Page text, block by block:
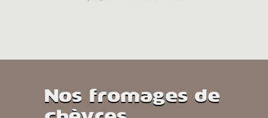
Nos fromages de
chèvres